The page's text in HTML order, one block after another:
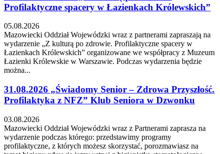
Profilaktyczne spacery w Łazienkach Królewskich”
05.08.2026
Mazowiecki Oddział Wojewódzki wraz z partnerami zapraszają na
wydarzenie „Z kulturą po zdrowie. Profilaktyczne spacery w
Łazienkach Królewskich” organizowane we współpracy z Muzeum
Łazienki Królewskie w Warszawie. Podczas wydarzenia będzie
można...
31.08.2026 „Świadomy Senior – Zdrowa Przyszłość.
Profilaktyka z NFZ” Klub Seniora w Dzwonku
03.08.2026
Mazowiecki Oddział Wojewódzki wraz z Partnerami zaprasza na
wydarzenie podczas którego: przedstawimy programy
profilaktyczne, z których możesz skorzystać, porozmawiasz na